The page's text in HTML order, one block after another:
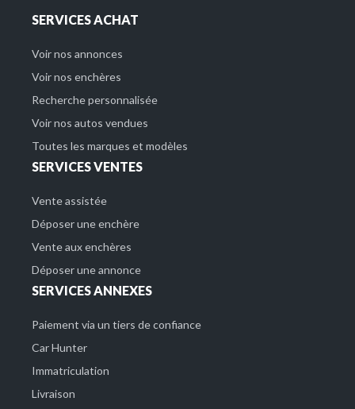
SERVICES ACHAT
Voir nos annonces
Voir nos enchères
Recherche personnalisée
Voir nos autos vendues
Toutes les marques et modèles
SERVICES VENTES
Vente assistée
Déposer une enchère
Vente aux enchères
Déposer une annonce
SERVICES ANNEXES
Paiement via un tiers de confiance
Car Hunter
Immatriculation
Livraison